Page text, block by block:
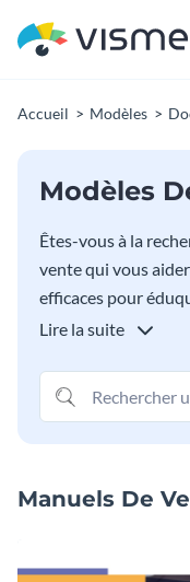
Accueil Modèles
Modèles
Êtes-vous à la
vente qui vous
efficaces pour
bibliothèque de
vos couleurs,
personnaliser.
Lire la suite
Manuels De